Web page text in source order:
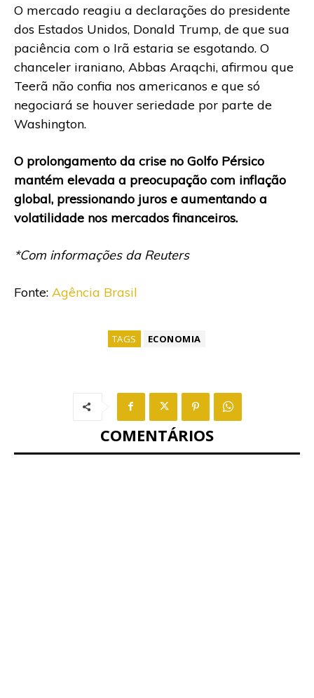
O mercado reagiu a declarações do presidente
dos Estados Unidos, Donald Trump, de que sua
paciência com o Irã estaria se esgotando. O
chanceler iraniano, Abbas Araqchi, afirmou que
Teerã não confia nos americanos e que só
negociará se houver seriedade por parte de
Washington.
O prolongamento da crise no Golfo Pérsico
mantém elevada a preocupação com inflação
global, pressionando juros e aumentando a
volatilidade nos mercados financeiros.
*Com informações da Reuters
Fonte: Agência Brasil
TAGS ECONOMIA
COMENTÁRIOS